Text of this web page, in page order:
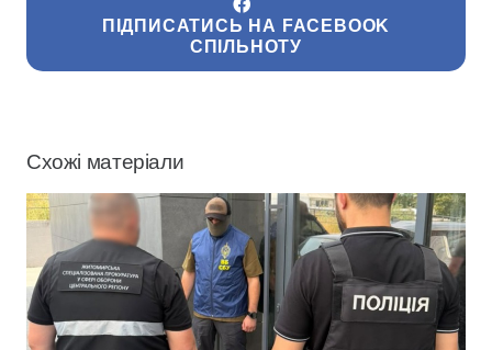
ПІДПИСАТИСЬ НА FACEBOOK
СПІЛЬНОТУ
Схожі матеріали